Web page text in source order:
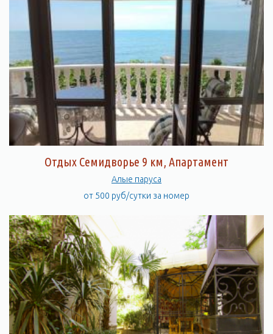
Отдых Семидворье 9 км, Апартамент
Алые паруса
от 500 руб/сутки за номер